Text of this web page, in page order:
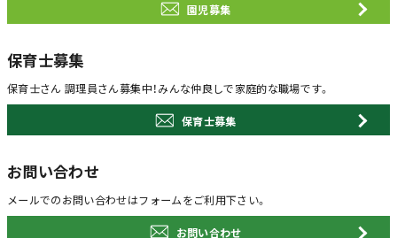
園児募集
保育士募集
保育士さん 調理員さん募集中！みんな仲良しで家庭的な職場です。
保育士募集
お問い合わせ
メールでのお問い合わせはフォームをご利用下さい。
お問い合わせ